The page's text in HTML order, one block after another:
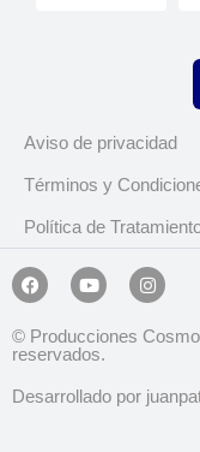
Aviso de privacidad
Términos y
Política de
© Producciones
reservados.
Desarrollado por